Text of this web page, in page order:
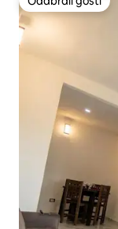
Odabrali gosti